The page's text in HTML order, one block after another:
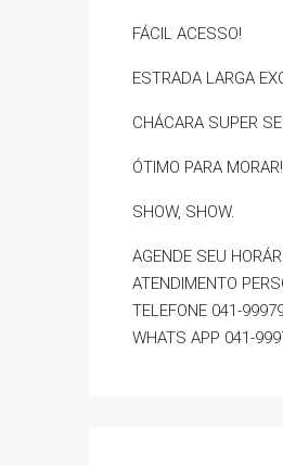
FÁCIL ACESSO!
ESTRADA LARGA
CHÁCARA SUPER
ÓTIMO PARA MORAR!
SHOW, SHOW.
AGENDE SEU
ATENDIMENTO
TELEFONE 041-
WHATS APP 041-